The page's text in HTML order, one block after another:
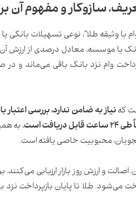
سازوکار و مفهوم آن
با وثیقه طلا”، نوعی تسهیلات بانکی
یا موسسه، معادل درصدی از ارزش
وام نزد بانک باقی می‌ماند و
کهنیاز به ضامن ندارد، بررسی
است.
به
محبوبیت خاصی یافته است.
می‌شود. طلا تا پایان بازپرداخت